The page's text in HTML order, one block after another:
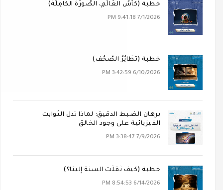
خطبة (كَأسُ العَالَمِ، الصُّورَةُ الكَامِلَةُ)
7/1/2026 9:41:18 PM
خطبة (تَطَايُرُ الصُّحُف)
6/10/2026 3:42:59 PM
برهان الضبط الدقيق: لماذا تدل الثوابت
الفيزيائية على وجود الخالق
7/9/2026 3:38:47 PM
خطبة (كيف نُقلَت السنة إلينا؟)
6/14/2026 8:54:53 PM